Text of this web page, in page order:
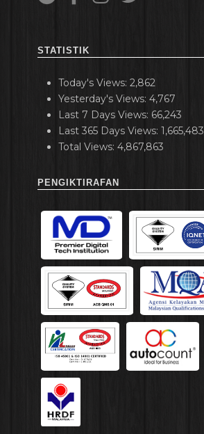
STATISTIK
Today's Views: 2,862
Yesterday's Views: 4,767
Last 7 Days Views: 66,243
Last 365 Days Views: 1,665,483
Total Views: 4,867,863
PENGIKTIRAFAN